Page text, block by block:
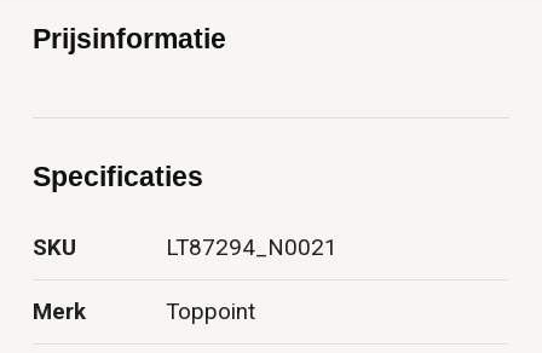
Prijsinformatie
Specificaties
SKU LT87294_N0021
Merk Toppoint